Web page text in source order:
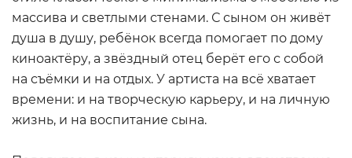
ФОТО: fashion-int.ru
массива и светлыми стенами. С сыном он живёт
душа в душу, ребёнок всегда помогает по дому
киноактёру, а звёздный отец берёт его с собой
на съёмки и на отдых. У артиста на всё хватает
времени: и на творческую карьеру, и на личную
жизнь, и на воспитание сына.